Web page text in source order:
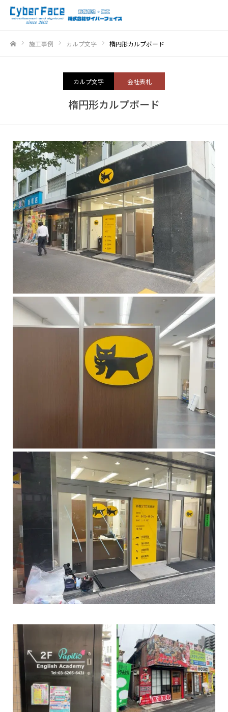
施工事例 カルプ文字 楕円形カルプボード
カルプ文字 会社表札
楕円形カルプボード